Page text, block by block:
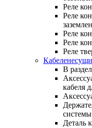
Реле
Реле
Реле
Реле
Реле
В раздел
кабеля
системы
Деталь